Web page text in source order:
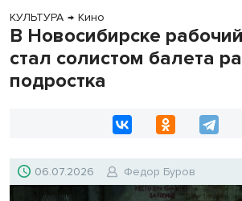
КУЛЬТУРА → Кино
В Новосибирске
стал солистом балета
подростка
06.07.2026 Федор Буров